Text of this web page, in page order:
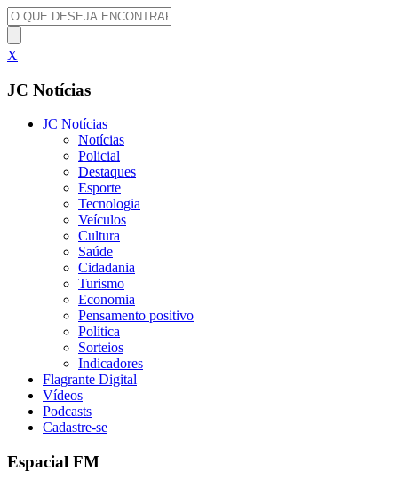
X
JC Notícias
JC Notícias
Notícias
Policial
Destaques
Esporte
Tecnologia
Veículos
Cultura
Saúde
Cidadania
Turismo
Economia
Pensamento positivo
Política
Sorteios
Indicadores
Flagrante Digital
Vídeos
Podcasts
Cadastre-se
Espacial FM